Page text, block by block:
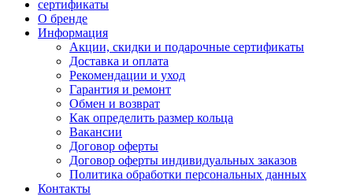
сертификаты
О бренде
Информация
Акции, скидки и подарочные сертификаты
Доставка и оплата
Рекомендации и уход
Гарантия и ремонт
Обмен и возврат
Как определить размер кольца
Вакансии
Договор оферты
Договор оферты индивидуальных заказов
Политика обработки персональных данных
Контакты